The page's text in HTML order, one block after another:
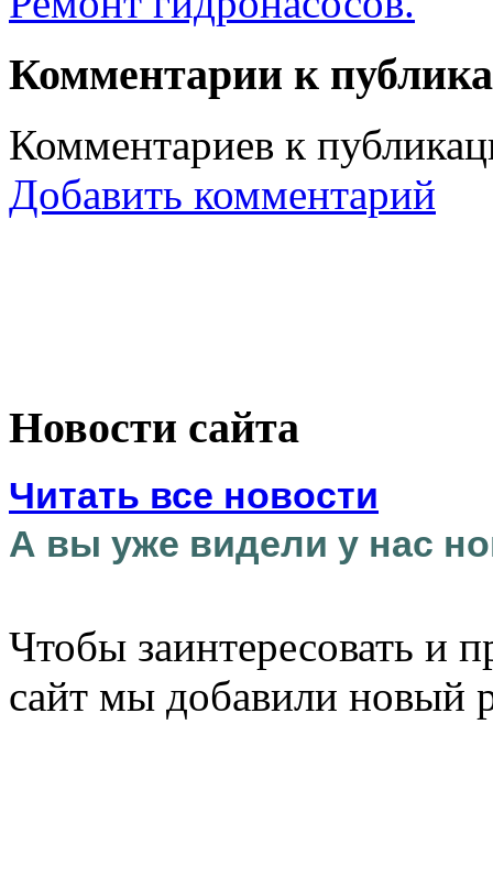
Комментарии к
Комментариев к
Добавить комментарий
Новости сайта
Читать все новости
А вы уже видели у нас
Чтобы заинтересовать и
сайт мы добавили новый